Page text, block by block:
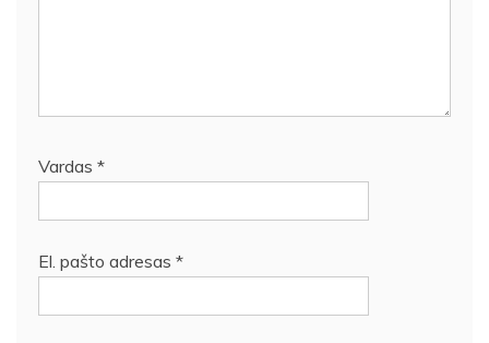
Vardas *
El. pašto adresas *